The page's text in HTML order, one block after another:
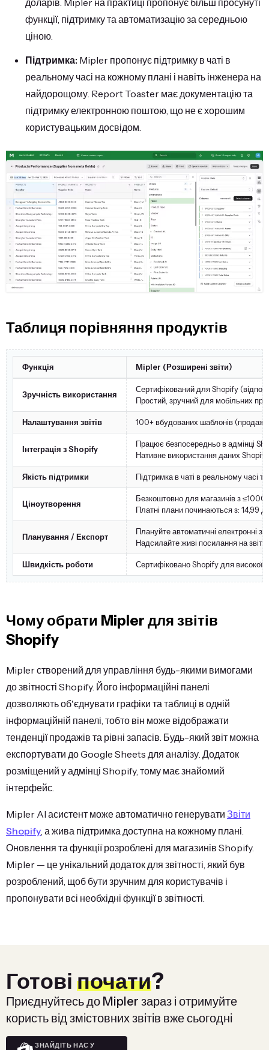
функції, підтримку та автоматизацію за середньою
ціною.
Підтримка: Mipler пропонує підтримку в чаті в
реальному часі на кожному плані і навіть інженера на
найдорощому. Report Toaster має документацію та
підтримку електронною поштою, що не є хорошим
користувацьким досвідом.
Таблиця порівняння продуктів
Функція Mipler (Розширені звіти)
Зручність використання
Сертифікований для Shopify
Простий, зручний для мобільних
Налаштування звітів 100+ вбудованих шаблонів (продажі,
Інтеграція з Shopify
Працює безпосередньо в адмінці
Нативне використання даних
Якість підтримки Підтримка в чаті в реальному часі
Ціноутворення
Безкоштовно для магазинів з ≤1000
Платні плани починаються з: 14,99
Планування / Експорт
Плануйте автоматичні електронні
Надсилайте живі посилання на
Швидкість роботи Сертифіковано Shopify для високої
Чому обрати Mipler для звітів
Shopify
Mipler створений для управління будь-якими вимогами
до звітності Shopify. Його інформаційні панелі
дозволяють об'єднувати графіки та таблиці в одній
інформаційній панелі, тобто він може відображати
тенденції продажів та рівні запасів. Будь-який звіт можна
експортувати до Google Sheets для аналізу. Додаток
розміщений у адмінці Shopify, тому має знайомий
інтерфейс.
Mipler AI асистент може автоматично генерувати Звіти
Shopify, а жива підтримка доступна на кожному плані.
Оновлення та функції розроблені для магазинів Shopify.
Mipler — це унікальний додаток для звітності, який був
розроблений, щоб бути зручним для користувачів і
пропонувати всі необхідні функції в звітності.
Готові почати?
Приєднуйтесь до Mipler зараз і отримуйте
користь від змістовних звітів вже сьогодні
ЗНАЙДІТЬ НАС У